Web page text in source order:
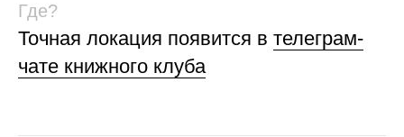
Где?
Точная локация появится в телеграм-
чате книжного клуба